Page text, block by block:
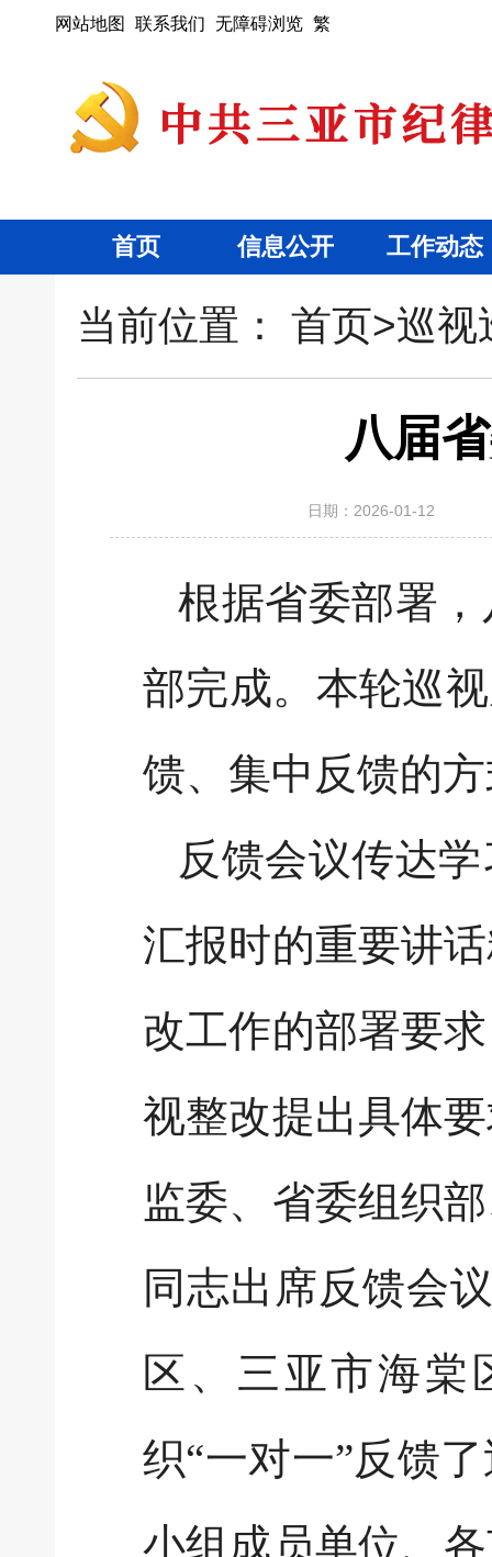
网站地图 联系我们 无障碍浏览 繁
首页 信息公开 工作动态
当前位置： 首页>巡视
八届
日期：2026-01-12
根据省委部署
部完成。本轮巡
馈、集中反馈的
反馈会议传达
汇报时的重要讲
改工作的部署要
视整改提出具体
监委、省委组织
同志出席反馈会
区、三亚市海棠
织“一对一”反馈
小组成员单位、